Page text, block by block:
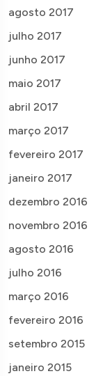
agosto 2017
julho 2017
junho 2017
maio 2017
abril 2017
março 2017
fevereiro 2017
janeiro 2017
dezembro 2016
novembro 2016
agosto 2016
julho 2016
março 2016
fevereiro 2016
setembro 2015
janeiro 2015